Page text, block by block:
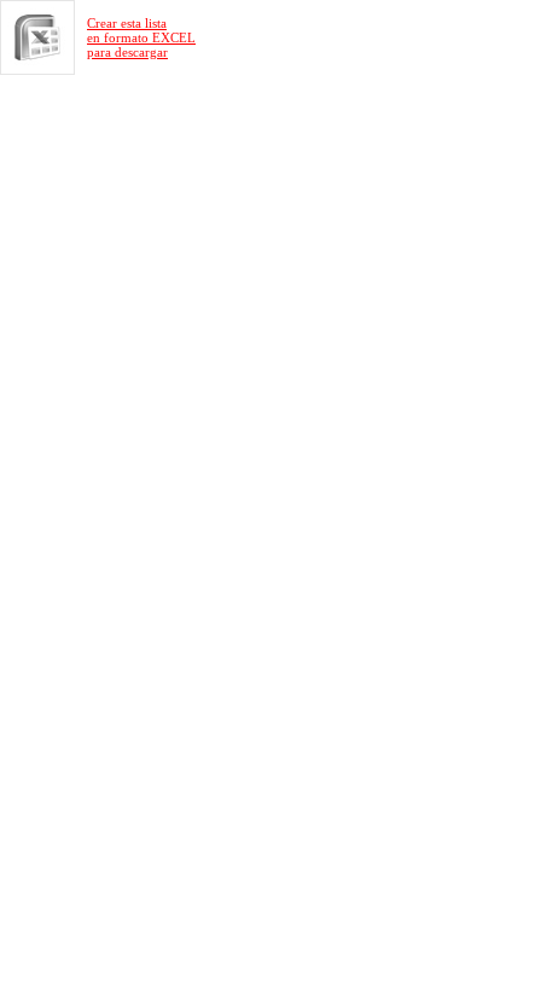
Crear esta lista
en formato EXCEL
para descargar